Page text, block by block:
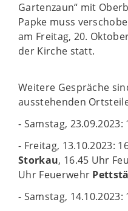
Gartenzaun“ mit
Papke muss
am Freitag, 20.
der Kirche statt.
Weitere Gespräche
ausstehenden
- Samstag, 23.09.2023:
- Freitag, 13.10.2023:
Storkau, 16.45 Uhr
Uhr Feuerwehr
- Samstag, 14.10.2023: